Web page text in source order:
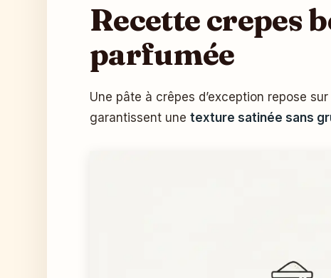
Recette crepes
parfumée
Une pâte à crêpes d’exception repose
garantissent une texture satinée sans